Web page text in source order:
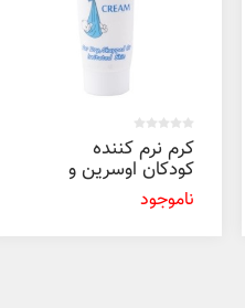
کرم نرم کننده
کودکان اوسرین و
اوره ۳% پرونایس
100 میل
ناموجود